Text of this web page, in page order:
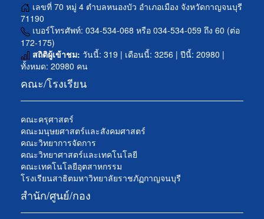
เลขที่ 70 หมู่ 4 ตำบลหนองบัว อำเภอเมือง จังหวัดกาญจนบุรี
71190
เบอร์โทรศัพท์: 034-534-068 หรือ 034-534-059 ถึง 60 (ต่อ
172-175)
สถิติผู้เข้าชม: วันนี้: 319 | เดือนนี้: 3256 | ปีนี้: 20980 |
ทั้งหมด: 20980 คน
คณะ/โรงเรียน
คณะครุศาสตร์
คณะมนุษยศาสตร์และสังคมศาสตร์
คณะวิทยาการจัดการ
คณะวิทยาศาสตร์และเทคโนโลยี
คณะเทคโนโลยีอุตสาหกรรม
โรงเรียนสาธิตมหาวิทยาลัยราชภัฏกาญจนบุรี
สำนัก/ศูนย์/กอง